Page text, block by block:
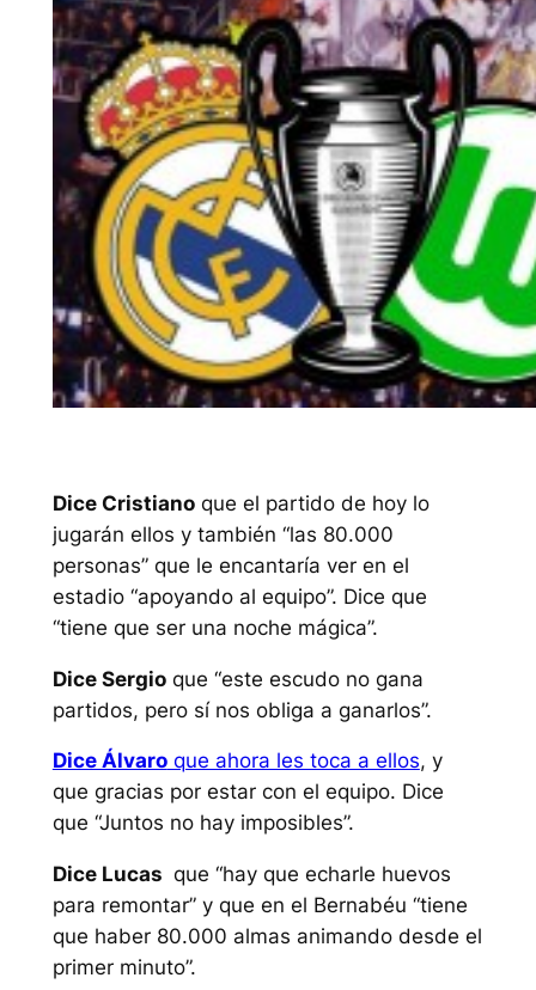
Dice Cristianoque el partido de hoy lo
jugarán ellos y también “las 80.000
personas” que le encantaría ver en el
estadio “apoyando al equipo”. Dice que
“tiene que ser una noche mágica”.
Dice Sergioque “este escudo no gana
partidos, pero sí nos obliga a ganarlos”.
Dice Álvaroque ahora les toca a ellos, y
que gracias por estar con el equipo. Dice
que “Juntos no hay imposibles”.
Dice Lucas que “hay que echarle huevos
para remontar” y que en el Bernabéu “tiene
que haber 80.000 almas animando desde el
primer minuto”.